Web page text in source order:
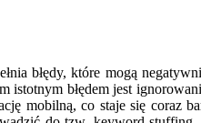
błędy, które mogą
błędem jest
mobilną, co staje się coraz